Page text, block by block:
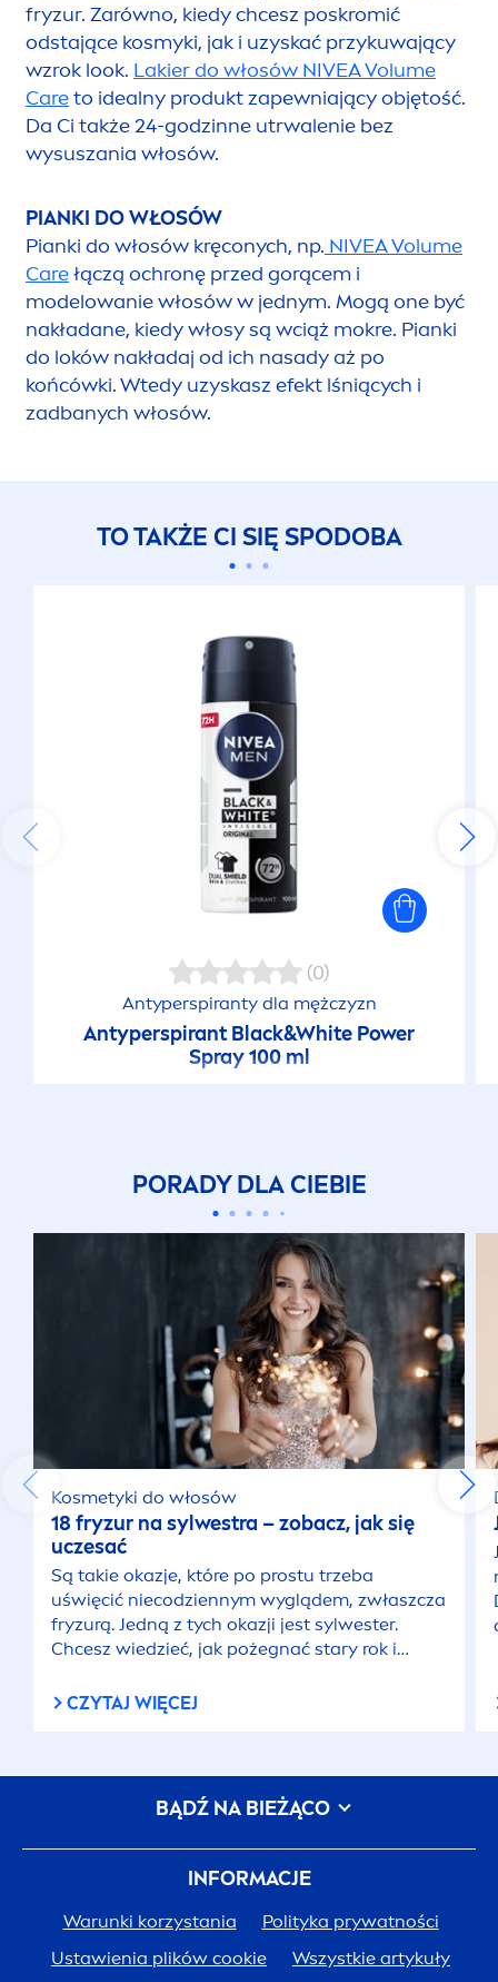
fryzur. Zarówno, kiedy chcesz poskromić
odstające kosmyki, jak i uzyskać przykuwający
wzrok look. Lakier do włosów NIVEAVolume
Careto idealny produkt zapewniający objętość.
Da Ci także 24-godzinne utrwalenie bez
wysuszania włosów.
PIANKI DO WŁOSÓW
Pianki do włosów kręconych, np. NIVEAVolume
Carełączą ochronę przed gorącem i
modelowanie włosów w jednym. Mogą one być
nakładane, kiedy włosy są wciąż mokre. Pianki
do loków nakładaj od ich nasady aż po
końcówki. Wtedy uzyskasz efekt lśniących i
zadbanych włosów.
TO TAKŻE CI SIĘ SPODOBA
(0)
Antyperspiranty dla mężczyzn
AntyperspirantBlack&White Power
Spray 100 ml
PORADY DLA CIEBIE
Kosmetyki do włosów
18 fryzur na sylwestra – zobacz, jak się
uczesać
Są takie okazje, które po prostu trzeba
uświęcić niecodziennym wyglądem, zwłaszcza
fryzurą. Jedną z tych okazji jest sylwester.
Chcesz wiedzieć, jak pożegnać stary rok i
Sprawdź nasze propozycje fryzur na sylwestra!
CZYTAJ WIĘCEJ
INFORMACJE
Warunki korzystania
Polityka prywatności
Ustawienia plików cookie
Wszystkie artykuły
BĄDŹ NA BIEŻĄCO